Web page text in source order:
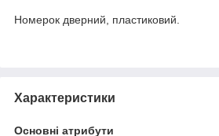
Номерок дверний, пластиковий.
Характеристики
Основні атрибути